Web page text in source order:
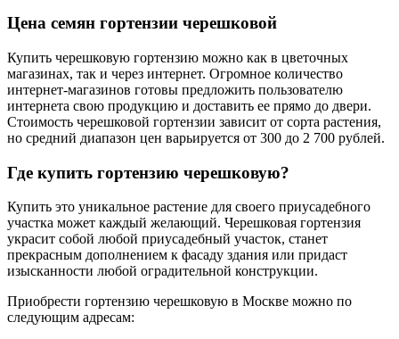
Цена семян гортензии черешковой
Купить черешковую гортензию можно как в цветочных
магазинах, так и через интернет. Огромное количество
интернет-магазинов готовы предложить пользователю
интернета свою продукцию и доставить ее прямо до двери.
Стоимость черешковой гортензии зависит от сорта растения,
но средний диапазон цен варьируется от 300 до 2 700 рублей.
Где купить гортензию черешковую?
Купить это уникальное растение для своего приусадебного
участка может каждый желающий. Черешковая гортензия
украсит собой любой приусадебный участок, станет
прекрасным дополнением к фасаду здания или придаст
изысканности любой оградительной конструкции.
Приобрести гортензию черешковую в Москве можно по
следующим адресам: